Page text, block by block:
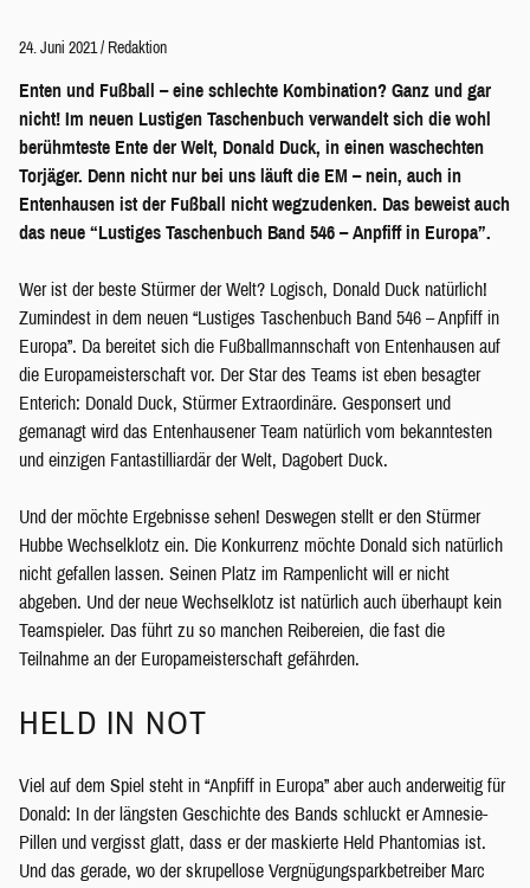
24. Juni 2021/ Redaktion
Enten und Fußball – eine schlechte Kombination? Ganz und gar
nicht! Im neuen Lustigen Taschenbuch verwandelt sich die wohl
berühmteste Ente der Welt, Donald Duck, in einen waschechten
Torjäger. Denn nicht nur bei uns läuft die EM – nein, auch in
Entenhausen ist der Fußball nicht wegzudenken. Das beweist auch
das neue “Lustiges Taschenbuch Band 546 – Anpfiff in Europa”.
Wer ist der beste Stürmer der Welt? Logisch, Donald Duck natürlich!
Zumindest in dem neuen “Lustiges Taschenbuch Band 546 – Anpfiff in
Europa”. Da bereitet sich die Fußballmannschaft von Entenhausen auf
die Europameisterschaft vor. Der Star des Teams ist eben besagter
Enterich: Donald Duck, Stürmer Extraordinäre. Gesponsert und
gemanagt wird das Entenhausener Team natürlich vom bekanntesten
und einzigen Fantastilliardär der Welt, Dagobert Duck.
Und der möchte Ergebnisse sehen! Deswegen stellt er den Stürmer
Hubbe Wechselklotz ein. Die Konkurrenz möchte Donald sich natürlich
nicht gefallen lassen. Seinen Platz im Rampenlicht will er nicht
abgeben. Und der neue Wechselklotz ist natürlich auch überhaupt kein
Teamspieler. Das führt zu so manchen Reibereien, die fast die
Teilnahme an der Europameisterschaft gefährden.
HELD IN NOT
Viel auf dem Spiel steht in “Anpfiff in Europa” aber auch anderweitig für
Donald: In der längsten Geschichte des Bands schluckt er Amnesie-
Pillen und vergisst glatt, dass er der maskierte Held Phantomias ist.
Und das gerade, wo der skrupellose Vergnügungsparkbetreiber Marc